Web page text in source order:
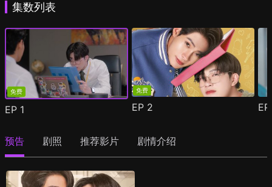
集数列表
免费
EP 1
免费
EP 2
预告 剧照 推荐影片 剧情介绍